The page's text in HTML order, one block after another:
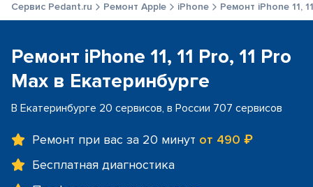
Сервис Pedant.ru Ремонт Apple iPhone Ремонт iPhone 11,
Ремонт iPhone 11, 11 Pro, 11 Pro
Max в Екатеринбурге
В Екатеринбурге 20 сервисов, в России 707 сервисов
Ремонт при вас за 20 минут от 490 ₽
Бесплатная диагностика